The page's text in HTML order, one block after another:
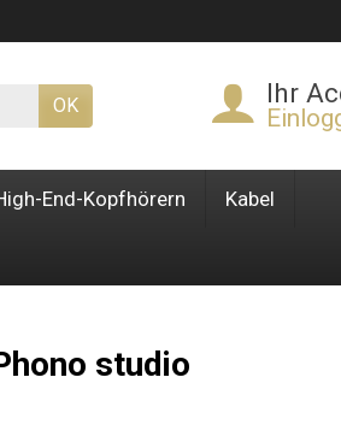
OK Ihr
End-Kopfhörern Kabel
studio